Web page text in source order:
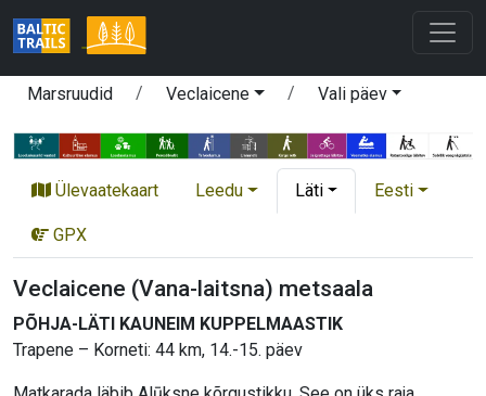
Marsruudid Veclaicene Vali päev
Ülevaatekaart Leedu Läti Eesti
GPX
Veclaicene (Vana-laitsna) metsaala
PÕHJA-LÄTI KAUNEIM KUPPELMAASTIK
Trapene – Korneti: 44 km, 14.-15. päev